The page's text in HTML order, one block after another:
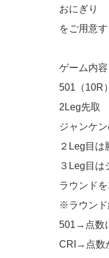
おにぎり
をご用意す
ゲーム内容
501（10R
2Leg先取
ジャンケ
２Leg目は
３Leg目は
ラウンド
※ラウンド
501→点数
CRI→点数